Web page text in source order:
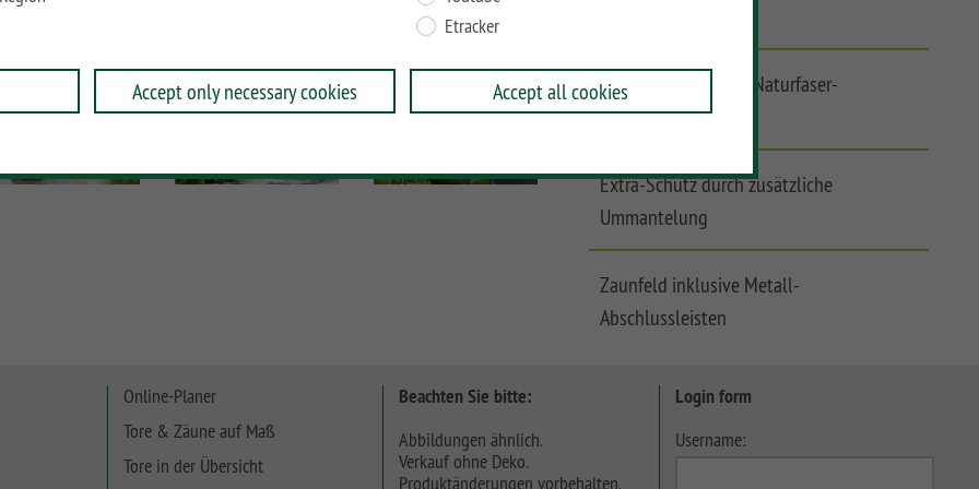
Etracker
Accept only necessary cookies Accept all cookiesPflegeleichtes WPC (Naturfaser-
Kunststoffgemisch)
Extra-Schutz durch zusätzliche
Ummantelung
Zaunfeld inklusive Metall-
Abschlussleisten
Online-Planer
Tore & Zäune auf Maß
Tore in der Übersicht
Beachten Sie bitte:
Abbildungen ähnlich.
Verkauf ohne Deko.
Produktänderungen vorbehalten.
Login form
Username: